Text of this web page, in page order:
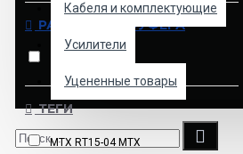
Кабеля и комплектующие
Усилители
Уцененные товары
РАЗМЕР САБФУФЕРА
ТЕГИ
MTX RT15-04 MTX